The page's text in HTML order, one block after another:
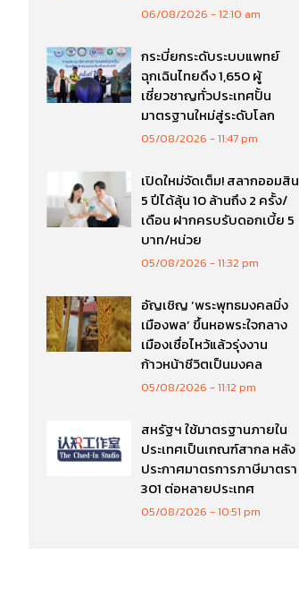
06/08/2026 12:10 am
กระบี่ยกระดับระบบแพทย์
ฉุกเฉินไทยดึง 1,650 ผู้
เชี่ยวชาญทั่วประเทศปั้น
มาตรฐานใหม่สู่ระดับโลก
05/08/2026 11:47 pm
เปิดใหม่จัดเต็ม! สลากออมสิน
5 ปีได้ลุ้น 10 ล้านถึง 2 ครั้ง/
เดือน ฝากครบรับดอกเบี้ย 5
บาท/หน่วย
05/08/2026 11:32 pm
อัญเชิญ ‘พระพุทธมงคลมิ่ง
เมืองพล’ ขึ้นหอพระใจกลาง
เมืองเชื่อไหว้แล้วรุ่งงาน
ก้าวหน้าชีวิตเป็นมงคล
05/08/2026 11:12 pm
สหรัฐฯ ใช้มาตรฐานภายใน
ประเทศเป็นเกณฑ์สากล หลัง
ประกาศมาตรการภาษีมาตรา
301 ต่อหลายประเทศ
05/08/2026 10:51 pm